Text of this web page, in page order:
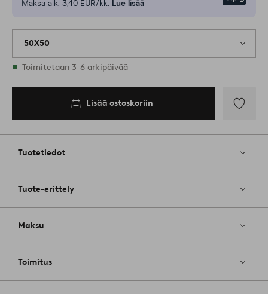
Maksa alk. 3,40 EUR/kk. Lue lisää
50X50
Varastossa
Toimitetaan 3-6 arkipäivää
Lisää ostoskoriin
Tuotetiedot
Tuote-erittely
Maksu
Toimitus